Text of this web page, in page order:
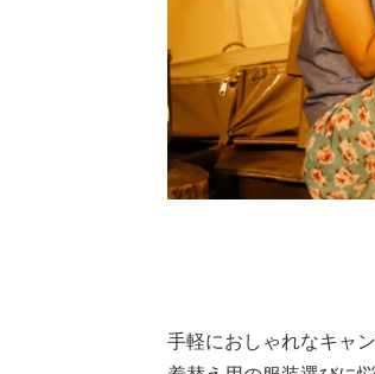
手軽におしゃれなキャ